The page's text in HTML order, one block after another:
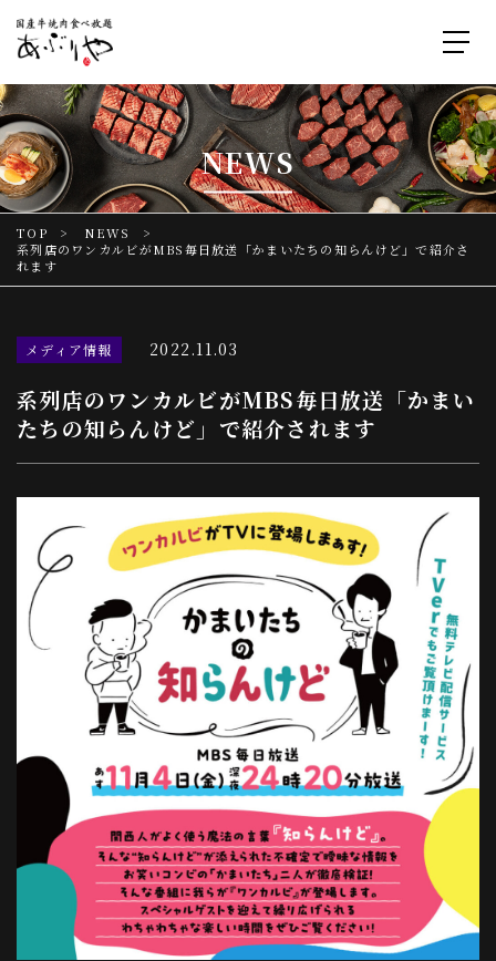
NEWS
TOP
NEWS
系列店のワンカルビがMBS毎日放送「かまいたちの知らんけど」で紹介さ
れます
メディア情報 2022.11.03
系列店のワンカルビがMBS毎日放送「かまい
たちの知らんけど」で紹介されます